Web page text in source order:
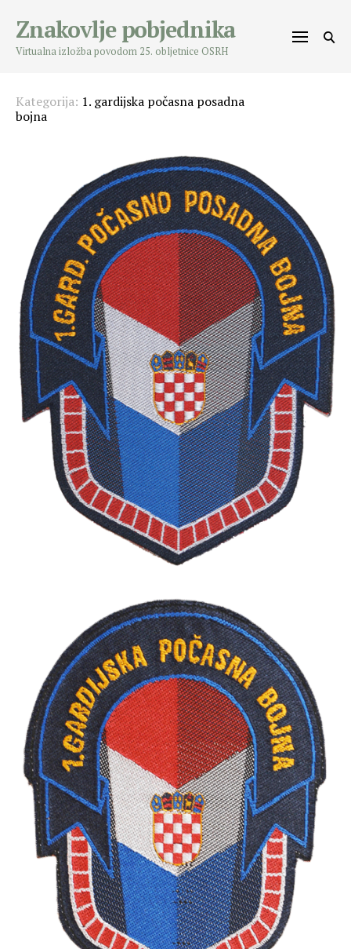
content
Znakovlje pobjednika
Virtualna izložba povodom 25. obljetnice OSRH
Kategorija: 1. gardijska počasna posadna
bojna